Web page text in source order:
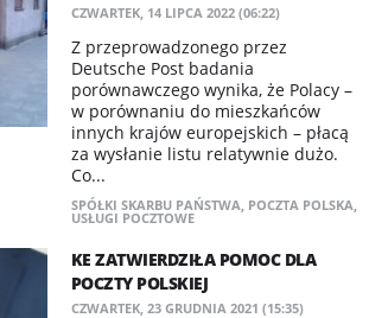
CZWARTEK, 14 LIPCA 2022 (06:22)
Z przeprowadzonego przez
Deutsche Post badania
porównawczego wynika, że Polacy –
w porównaniu do mieszkańców
innych krajów europejskich – płacą
za wysłanie listu relatywnie dużo.
Co...
SPÓŁKI SKARBU PAŃSTWA, POCZTA POLSKA,
USŁUGI POCZTOWE
KE ZATWIERDZIŁA POMOC DLA
POCZTY POLSKIEJ
CZWARTEK, 23 GRUDNIA 2021 (15:35)